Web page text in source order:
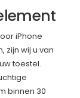
iPhone
zijn wij u van
toestel.
binnen 30